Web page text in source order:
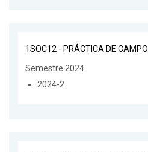
1SOC12 - PRÁCTICA DE CAMPO
Semestre 2024
2024-2